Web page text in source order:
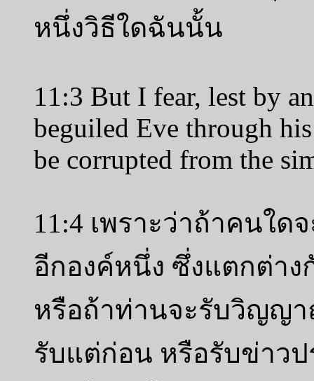
หนึ่งวิธีใดฉันนั้น
11:3 But I fear, lest by
beguiled Eve through
be corrupted from the
11:4 เพราะว่าถ้าคนใด
อีกองค์หนึ่ง ซึ่งแตกต่าง
หรือถ้าท่านจะรับวิญญ
รับแต่ก่อน หรือรับข่าว